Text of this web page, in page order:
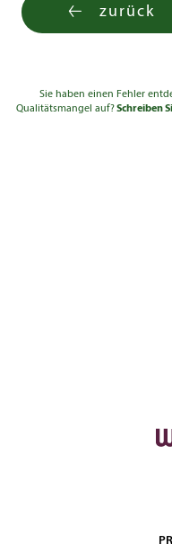
zurück
Sie haben einen Fehler
Qualitätsmangel auf?Schreiben